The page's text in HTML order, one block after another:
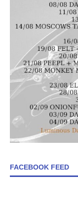
FACEBOOK FEED